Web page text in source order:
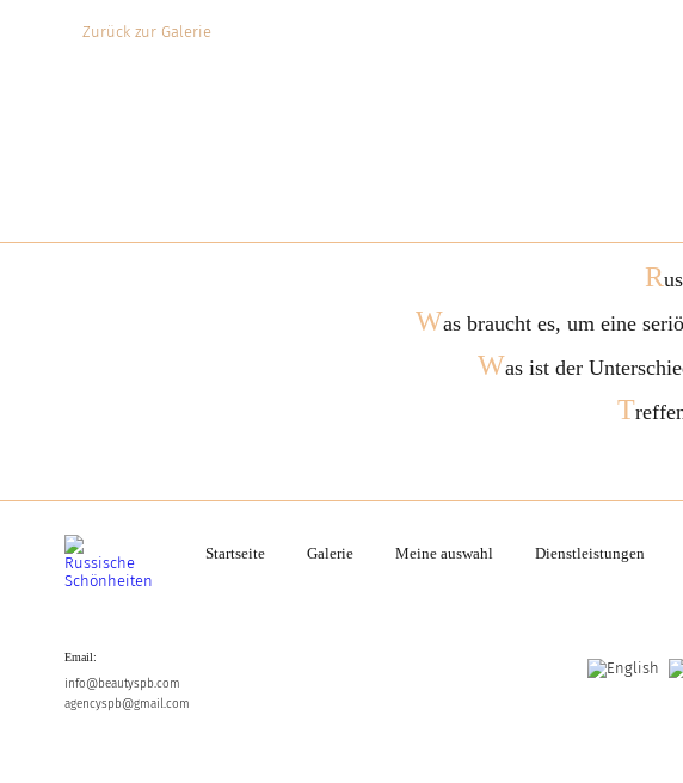
Zurück zur Galerie
R
Was braucht es, um eine
Was ist der
T
Startseite Galerie Meine auswahl Dienstleistungen
Email:
info@beautyspb.com
agencyspb@gmail.com